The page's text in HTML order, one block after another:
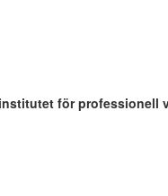
för professionell